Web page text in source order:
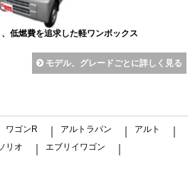
低燃費を追求した軽ワンボックス
モデル、グレードごとに詳しく見る
ワゴンR アルトラパン アルト
リオ エブリイワゴン